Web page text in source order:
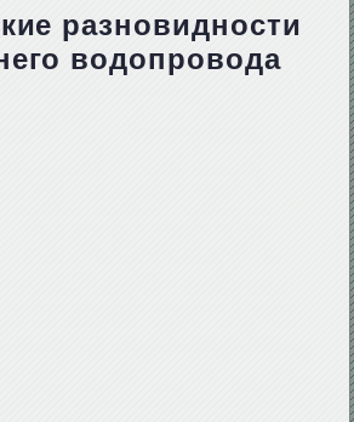
разновидности
водопровода